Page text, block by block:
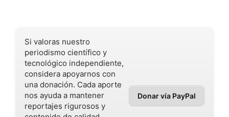
Si valoras nuestro
periodismo científico y
tecnológico independiente,
considera apoyarnos con
una donación. Cada aporte
nos ayuda a mantener
reportajes rigurosos y
Donar vía PayPal